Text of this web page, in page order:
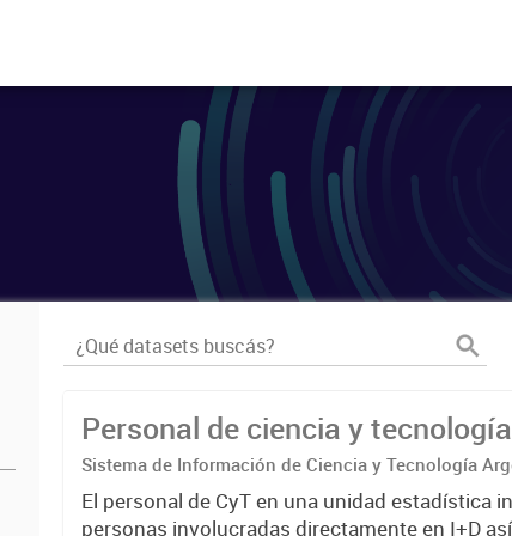
Personal de ciencia y tecnología
Sistema de Información de Ciencia y Tecnología
El personal de CyT en una unidad estadística
personas involucradas directamente en I+D